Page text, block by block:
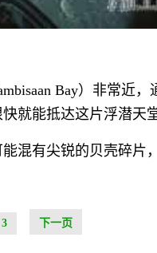
Bay）非常近
就能抵达这片浮潜天堂
混有尖锐的贝壳碎片
3 下一页